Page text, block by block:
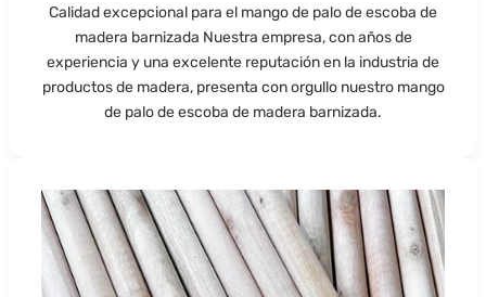
Calidad excepcional para el mango de palo de escoba de
madera barnizada Nuestra empresa, con años de
experiencia y una excelente reputación en la industria de
productos de madera, presenta con orgullo nuestro mango
de palo de escoba de madera barnizada.